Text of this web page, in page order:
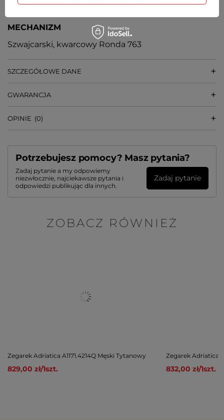
MECHANIZM
Szwajcarski, kwarcowy Ronda 763
SZCZEGÓŁOWE DANE
GWARANCJA
OPINIE (0)
Potrzebujesz pomocy? Masz pytania?
Zadaj pytanie a my odpowiemy
niezwłocznie, najciekawsze pytania i
odpowiedzi publikując dla innych.
Zadaj pytanie
ZOBACZ RÓWNIEŻ
Zegarek Adriatica A1171.4214Q Męski Tytanowy
829,00 zł/1szt.
Zegarek Adriatica
832,00 zł/1szt.